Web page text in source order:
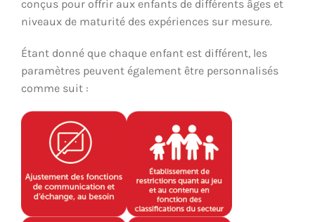
Contrôle parental
conçus pour offrir aux enfants de différents âges et
niveaux de maturité des expériences sur mesure.
Étant donné que chaque enfant est différent, les
paramètres peuvent également être personnalisés
comme suit :